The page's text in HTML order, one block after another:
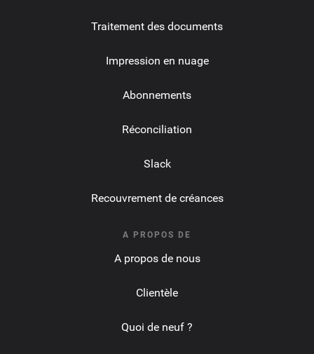
Traitement des documents
Impression en nuage
Abonnements
Réconciliation
Slack
Recouvrement de créances
A PROPOS DE
A propos de nous
Clientèle
Quoi de neuf ?